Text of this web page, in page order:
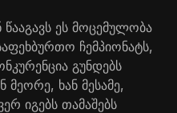
ეს მოცემულობა
ჩემპიონატს,
გუნდებს
მეორე, ხან მესამე,
იგებს თამაშებს